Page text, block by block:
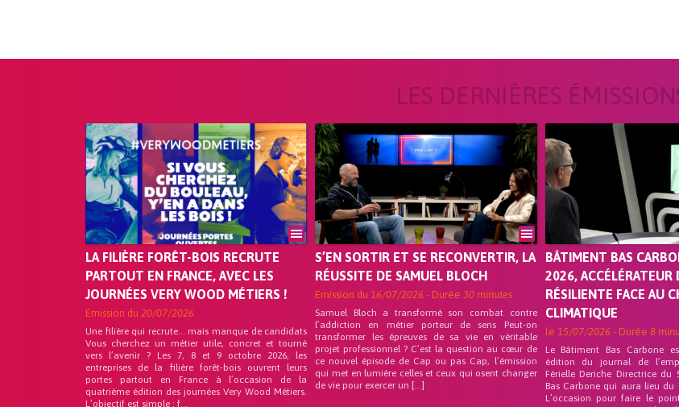
LES DERNIÈRES
LA FILIÈRE FORÊT-BOIS RECRUTE
PARTOUT EN FRANCE, AVEC LES
JOURNÉES VERY WOOD MÉTIERS !
Emission du 20/07/2026
Une filière qui recrute… mais manque de candidats
Vous cherchez un métier utile, concret et tourné
vers l’avenir ? Les 7, 8 et 9 octobre 2026, les
entreprises de la filière forêt-bois ouvrent leurs
portes partout en France à l’occasion de la
quatrième édition des journées Very Wood Métiers.
L’objectif est simple : f...
S’EN SORTIR ET SE RECONVERTIR, LA
RÉUSSITE DE SAMUEL BLOCH
Emission du16/07/2026 - Durée30 minutes
Samuel Bloch a transformé son combat contre
l’addiction en métier porteur de sens Peut-on
transformer les épreuves de sa vie en véritable
projet professionnel ? C’est la question au cœur de
ce nouvel épisode de Cap ou pas Cap, l’émission
qui met en lumière celles et ceux qui osent changer
de vie pour exercer un […]
BÂTIMENT BAS
2026, ACCÉLÉRATEUR
RÉSILIENTE FACE AU
CLIMATIQUE
le 15/07/2026 - Durée 8
Le Bâtiment Bas Carbone
édition du journal de
Férielle Deriche Directrice
Bas Carbone qui aura lieu du
L’occasion pour faire le